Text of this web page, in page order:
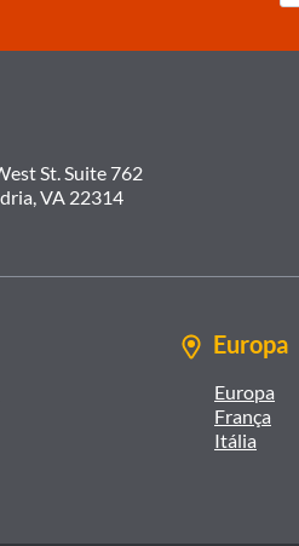
St. Suite 762
VA 22314
Europa
Europa
França
Itália